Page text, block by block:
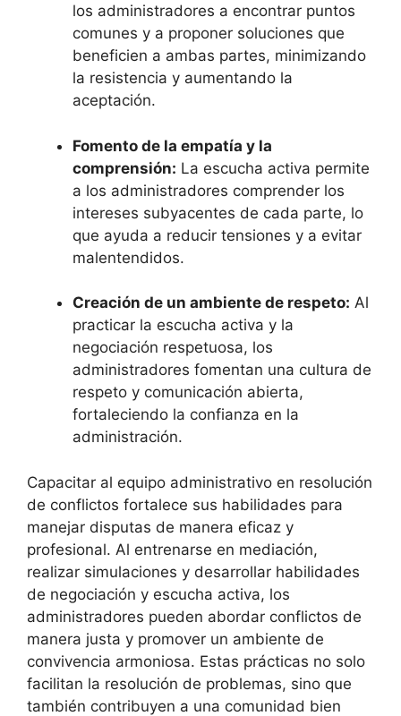
los administradores a encontrar puntos
comunes y a proponer soluciones que
beneficien a ambas partes, minimizando
la resistencia y aumentando la
aceptación.
Fomento de la empatía y la
comprensión: La escucha activa permite
a los administradores comprender los
intereses subyacentes de cada parte, lo
que ayuda a reducir tensiones y a evitar
malentendidos.
Creación de un ambiente de respeto: Al
practicar la escucha activa y la
negociación respetuosa, los
administradores fomentan una cultura de
respeto y comunicación abierta,
fortaleciendo la confianza en la
administración.
Capacitar al equipo administrativo en resolución
de conflictos fortalece sus habilidades para
manejar disputas de manera eficaz y
profesional. Al entrenarse en mediación,
realizar simulaciones y desarrollar habilidades
de negociación y escucha activa, los
administradores pueden abordar conflictos de
manera justa y promover un ambiente de
convivencia armoniosa. Estas prácticas no solo
facilitan la resolución de problemas, sino que
también contribuyen a una comunidad bien